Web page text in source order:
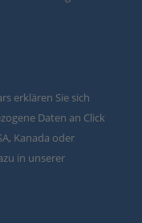
erklären Sie sich
Daten an Click
Kanada oder
in unserer